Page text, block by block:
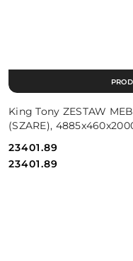
King Tony ZESTAW
(SZARE),
Cena:
23401.89
Cena:
23401.89